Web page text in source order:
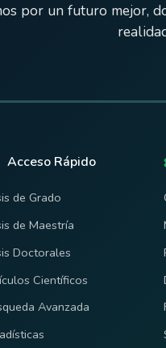
por un futuro mejor,
Acceso Rápido
de Grado
de Maestría
Doctorales
Científicos
Avanzada